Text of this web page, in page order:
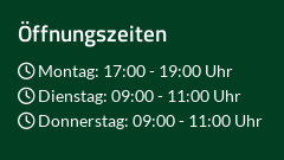
Öffnungszeiten
Montag: 17:00 - 19:00 Uhr
Dienstag: 09:00 - 11:00 Uhr
Donnerstag: 09:00 - 11:00 Uhr